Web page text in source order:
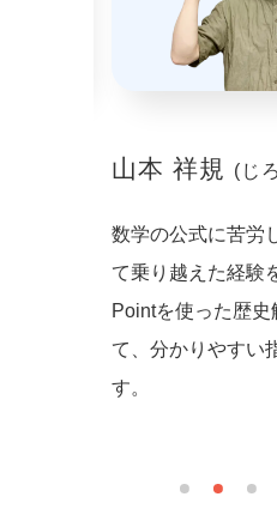
山本 祥規 (じ
数学の公式に苦労
て乗り越えた経験
Pointを使った歴史
て、分かりやすい
す。